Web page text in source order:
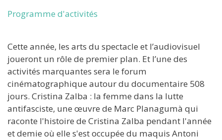
Programme d'activités
Cette année, les arts du spectacle et l’audiovisuel
joueront un rôle de premier plan. Et l’une des
activités marquantes sera le forum
cinématographique autour du documentaire 508
jours. Cristina Zalba : la femme dans la lutte
antifasciste, une œuvre de Marc Planagumà qui
raconte l'histoire de Cristina Zalba pendant l'année
et demie où elle s'est occupée du maquis Antoni